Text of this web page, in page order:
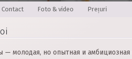
Contact Foto & video Prețuri
— молодая, но опытная и амбициозная